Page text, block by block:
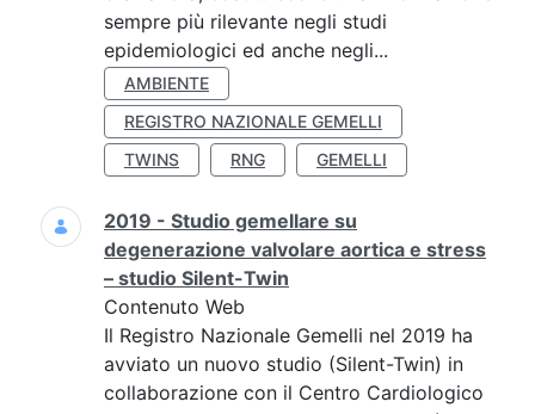
sempre più rilevante negli studi
epidemiologici ed anche negli...
AMBIENTE
REGISTRO NAZIONALE GEMELLI
TWINS
RNG GEMELLI
2019 - Studio gemellare su
degenerazione valvolare aortica e stress
– studio Silent-Twin
Contenuto Web
Il Registro Nazionale Gemelli nel 2019 ha
avviato un nuovo studio (Silent-Twin) in
collaborazione con il Centro Cardiologico